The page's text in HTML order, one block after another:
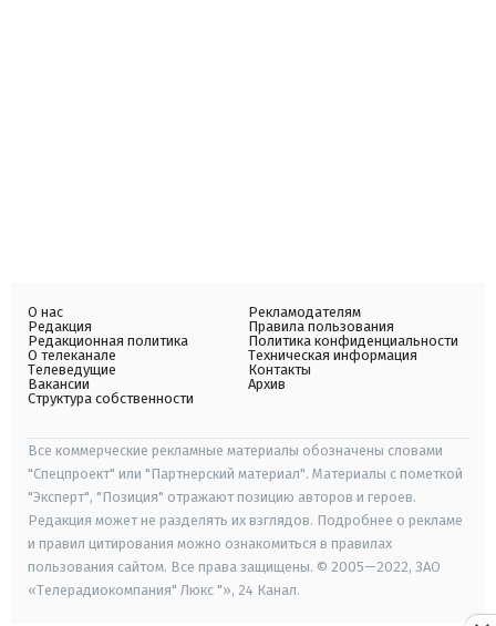
О нас
Редакция
Редакционная политика
О телеканале
Телеведущие
Вакансии
Структура собственности
Рекламодателям
Правила пользования
Политика конфиденциальности
Техническая информация
Контакты
Архив
Все коммерческие рекламные материалы обозначены словами
"Спецпроект" или "Партнерский материал". Материалы с пометкой
"Эксперт", "Позиция" отражают позицию авторов и героев.
Редакция может не разделять их взглядов. Подробнее о рекламе
и правил цитирования можно ознакомиться в правилах
пользования сайтом. Все права защищены. © 2005—2022, ЗАО
«Телерадиокомпания" Люкс "», 24 Канал.